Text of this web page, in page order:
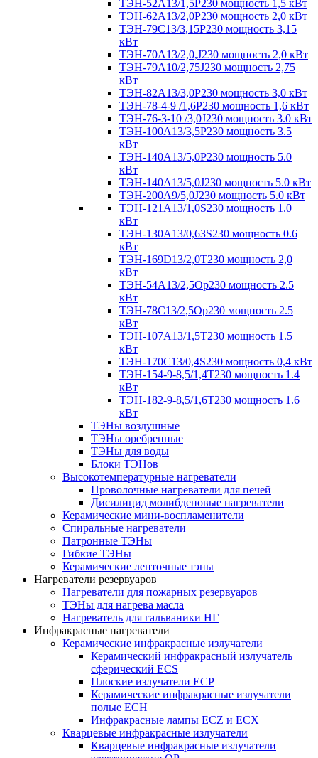
ТЭН-52А13/1,5Р230 мощность 1,5 кВт
ТЭН-62А13/2,0Р230 мощность 2,0 кВт
ТЭН-79С13/3,15Р230 мощность 3,15
кВт
ТЭН-70А13/2,0,J230 мощность 2,0 кВт
ТЭН-79А10/2,75J230 мощность 2,75
кВт
ТЭН-82А13/3,0Р230 мощность 3,0 кВт
ТЭН-78-4-9 /1,6P230 мощность 1,6 кВт
ТЭН-76-3-10 /3,0J230 мощность 3.0 кВт
ТЭН-100А13/3,5Р230 мощность 3.5
кВт
ТЭН-140А13/5,0Р230 мощность 5.0
кВт
ТЭН-140А13/5,0J230 мощность 5.0 кВт
ТЭН-200А9/5,0J230 мощность 5.0 кВт
ТЭН-121А13/1,0S230 мощность 1.0
кВт
ТЭН-130А13/0,63S230 мощность 0.6
кВт
ТЭН-169D13/2,0T230 мощность 2,0
кВт
ТЭН-54А13/2,5Ор230 мощность 2.5
кВт
ТЭН-78С13/2,5Ор230 мощность 2.5
кВт
ТЭН-107А13/1,5Т230 мощность 1.5
кВт
ТЭН-170C13/0,4S230 мощность 0,4 кВт
ТЭН-154-9-8,5/1,4Т230 мощность 1.4
кВт
ТЭН-182-9-8,5/1,6Т230 мощность 1.6
кВт
ТЭНы воздушные
ТЭНы оребренные
ТЭНы для воды
Блоки ТЭНов
Высокотемпературные нагреватели
Проволочные нагреватели для печей
Дисилицид молибденовые нагреватели
Керамические мини-воспламенители
Спиральные нагреватели
Патронные ТЭНы
Гибкие ТЭНы
Керамические ленточные тэны
Нагреватели резервуаров
Нагреватели для пожарных резервуаров
ТЭНы для нагрева масла
Нагреватель для гальваники НГ
Инфракрасные нагреватели
Керамические инфракрасные излучатели
Керамический инфракрасный излучатель
сферический ECS
Плоские излучатели ECP
Керамические инфракрасные излучатели
полые ECH
Инфракрасные лампы ECZ и ECX
Кварцевые инфракрасные излучатели
Кварцевые инфракрасные излучатели